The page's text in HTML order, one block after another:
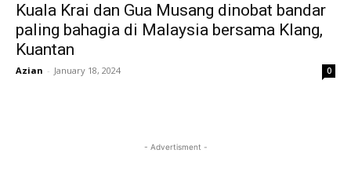
Kuala Krai dan Gua Musang dinobat bandar
paling bahagia di Malaysia bersama Klang,
Kuantan
Azian - January 18, 2024 0
- Advertisment -